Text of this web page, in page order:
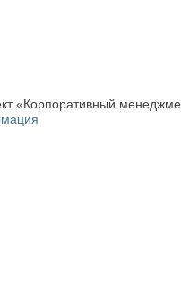
«Корпоративный